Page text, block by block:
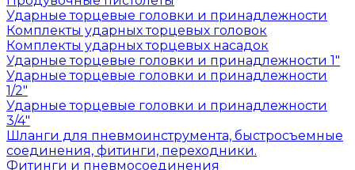
Ударные торцевые головки и принадлежности
Комплекты ударных торцевых головок
Комплекты ударных торцевых насадок
Ударные торцевые головки и принадлежности 1"
Ударные торцевые головки и принадлежности
1/2"
Ударные торцевые головки и принадлежности
3/4"
Шланги для пневмоинструмента, быстросъемные
соединения, фитинги, переходники.
Фитинги и пневмосоединения